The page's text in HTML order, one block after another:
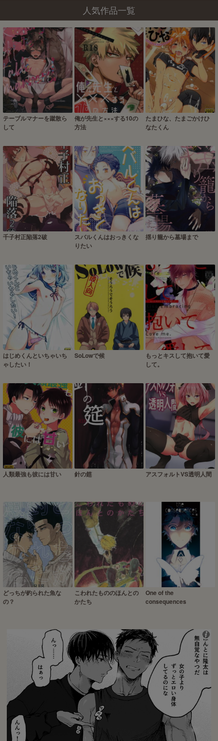
人気作品一覧
テーブルマナーを蹴散ら
して
俺が先生と×××する10の
方法
たまひな、たまごかけひ
なたくん
千子村正陥落2破
スバルくんはおっきくな
りたい
揺り籠から墓場まで
はじめくんといちゃいち
ゃしたい！
SoLowで候
もっとキスして抱いて愛
して。
人類最強も彼には甘い 針の筵 アスフォルトVS透明人間
どっちが釣られた魚な
の？
こわれたもののほんとの
かたち
One of the
consequences